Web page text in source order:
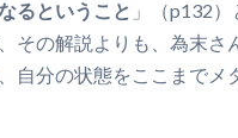
るということ 」（p132
その解説よりも、為末さ
自分の状態をここまでメ